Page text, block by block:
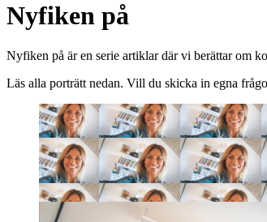
Nyfiken på
Nyfiken på är en serie artiklar där vi berättar om
Läs alla porträtt nedan. Vill du skicka in egna